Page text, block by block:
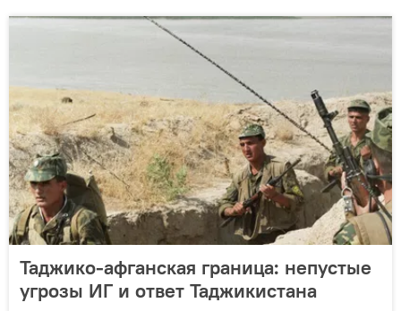
Таджико-афганская граница: непустые
угрозы ИГ и ответ Таджикистана